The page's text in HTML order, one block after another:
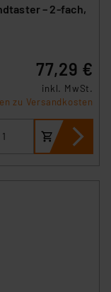
– 2-fach,
77,29 €
inkl. MwSt.
zu Versandkosten